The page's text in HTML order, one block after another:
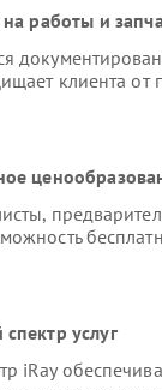
на работы и
клиента
услуг
iRay